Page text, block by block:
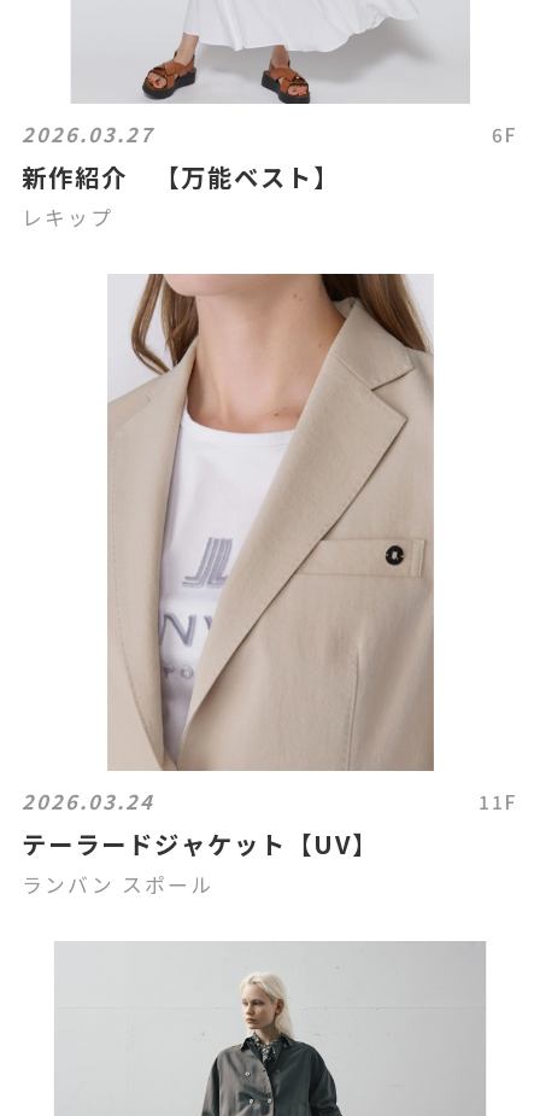
2026.03.27 6F
新作紹介 【万能ベスト】
レキップ
2026.03.24 11F
テーラードジャケット【UV】
ランバン スポール